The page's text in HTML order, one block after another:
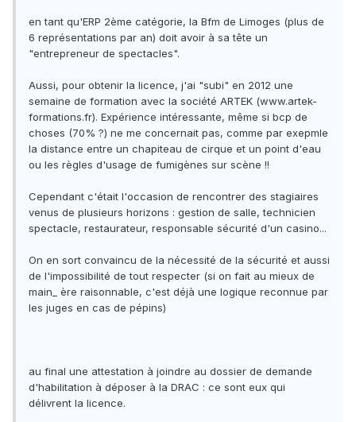
en tant qu'ERP 2ème catégorie, la Bfm de Limoges (plus de
6 représentations par an) doit avoir à sa tête un
"entrepreneur de spectacles".
Aussi, pour obtenir la licence, j'ai "subi" en 2012 une
semaine de formation avec la société ARTEK (www.artek-
formations.fr). Expérience intéressante, même si bcp de
choses (70% ?) ne me concernait pas, comme par exepmle
la distance entre un chapiteau de cirque et un point d'eau
ou les règles d'usage de fumigènes sur scène !!
Cependant c'était l'occasion de rencontrer des stagiaires
venus de plusieurs horizons : gestion de salle, technicien
spectacle, restaurateur, responsable sécurité d'un casino...
On en sort convaincu de la nécessité de la sécurité et aussi
de l'impossibilité de tout respecter (si on fait au mieux de
main_ ère raisonnable, c'est déjà une logique reconnue par
les juges en cas de pépins)
au final une attestation à joindre au dossier de demande
d'habilitation à déposer à la DRAC : ce sont eux qui
délivrent la licence.